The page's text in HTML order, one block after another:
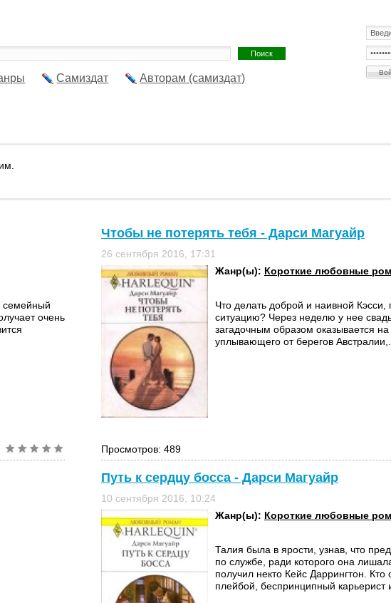
Самиздат Авторам (самиздат)
семейный
очень
Чтобы не потерять тебя - Дарси Магуайр
26 сентября 2016, 17:31
Жанр(ы): Короткие любовные
Что делать доброй и наивной
ситуацию? Через неделю у нее
загадочным образом оказывается
уплывающего от берегов
Просмотров: 489
Путь к сердцу босса - Дарси Магуайр
10 сентября 2016, 10:24
Жанр(ы): Короткие любовные
Талия была в ярости, узнав, что
по службе, ради которого она
получил некто Кейс Даррингтон.
плейбой, беспринципный карьерист